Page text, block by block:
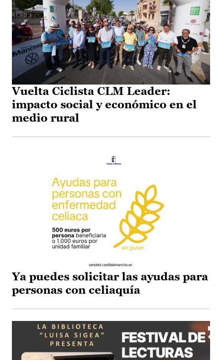
Vuelta Ciclista CLM Leader:
impacto social y económico en el
medio rural
Ya puedes solicitar las ayudas para
personas con celiaquía